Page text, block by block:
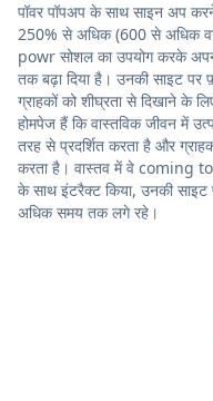
पॉवर पॉपअप के साथ साइन अप
250% से अधिक (600 से अधिक
powr सोशल का उपयोग करके
तक बढ़ा दिया है। उनकी साइट
ग्राहकों को शीघ्रता से दिखाने के
होमपेज हैं कि वास्तविक जीवन में
तरह से प्रदर्शित करता है और
करता है। वास्तव में वे coming to
के साथ इंटरैक्ट किया, उनकी साइट
अधिक समय तक लगे रहे।